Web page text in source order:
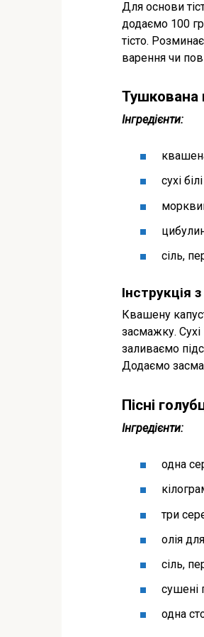
Для основи
додаємо 100
тісто.
варення чи
Тушкована
Інгредієнти:
сухі
сіль,
Інструкція
Квашену
засмажку.
заливаємо
Додаємо
Пісні
Інгредієнти:
одна
три
олія
сіль,
сушені
одна